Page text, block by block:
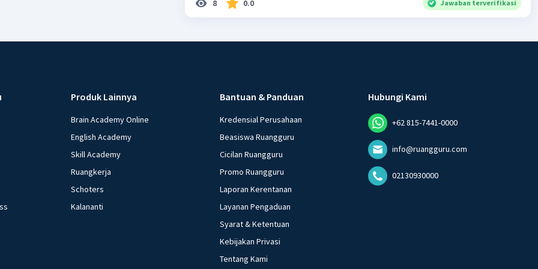
8 0.0 Jawaban terverifikasi
Produk Lainnya
Brain Academy Online
English Academy
Skill Academy
Ruangkerja
Schoters
Kalananti
Bantuan & Panduan
Kredensial Perusahaan
Beasiswa Ruangguru
Cicilan Ruangguru
Promo Ruangguru
Laporan Kerentanan
Layanan Pengaduan
Syarat & Ketentuan
Kebijakan Privasi
Tentang Kami
Hubungi Kami
+62 815-7441-0000
info@ruangguru.com
02130930000